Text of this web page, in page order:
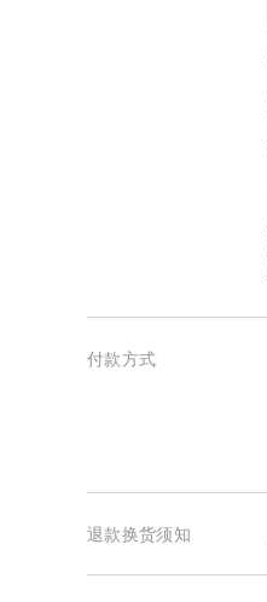
付款方式
退款换货须知